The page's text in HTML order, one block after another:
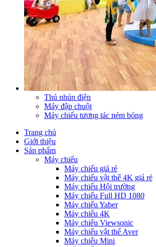
Thú nhún điện
Máy đập chuột
Máy chiếu tương tác ném bóng
Trang chủ
Giới thiệu
Sản phẩm
Máy chiếu
Máy chiếu giá rẻ
Máy chiếu vật thể 4K giá rẻ
Máy chiếu Hội trường
Máy chiếu Full HD 1080
Máy chiếu Yaber
Máy chiếu 4K
Máy chiếu Viewsonic
Máy chiếu vật thể Aver
Máy chiếu Mini